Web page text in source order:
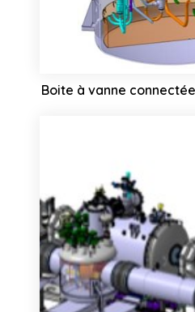
Boite à vanne